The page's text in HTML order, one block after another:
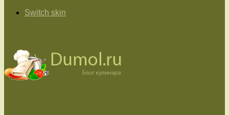
Switch skin